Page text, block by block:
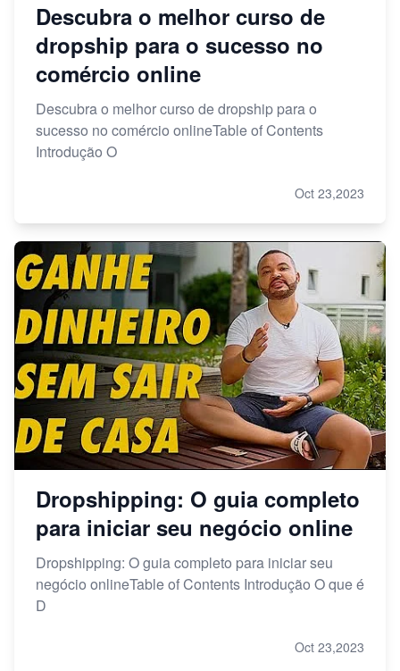
Descubra o melhor curso de
dropship para o sucesso no
comércio online
Descubra o melhor curso de dropship para o
sucesso no comércio onlineTable of Contents
Introdução O
Oct 23,2023
Dropshipping: O guia completo
para iniciar seu negócio online
Dropshipping: O guia completo para iniciar seu
negócio onlineTable of Contents Introdução O que é
D
Oct 23,2023